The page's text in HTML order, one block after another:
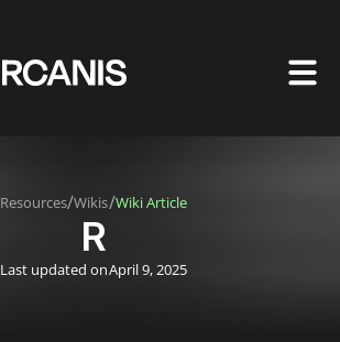
Resources/Wikis/Wiki Article
R
Last updated onApril 9, 2025